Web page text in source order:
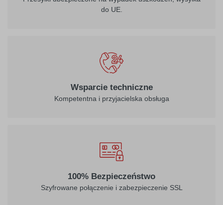
do UE.
Wsparcie techniczne
Kompetentna i przyjacielska obsługa
100% Bezpieczeństwo
Szyfrowane połączenie i zabezpieczenie SSL